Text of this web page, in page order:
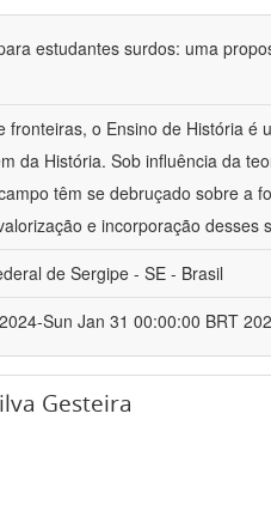
estudantes surdos: uma
fronteiras, o Ensino de História é
da História. Sob influência da
têm se debruçado sobre a
e incorporação desses
de Sergipe - SE - Brasil
Sun Jan 31 00:00:00 BRT
Gesteira